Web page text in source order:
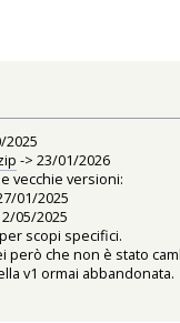
2025
-> 23/01/2026
vecchie versioni:
01/2025
05/2025
scopi specifici.
che non è stato
v1 ormai abbandonata.